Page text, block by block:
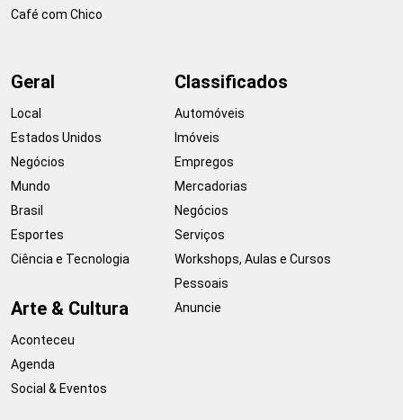
Café com Chico
Geral
Local
Estados Unidos
Negócios
Mundo
Brasil
Esportes
Ciência e Tecnologia
Arte & Cultura
Aconteceu
Agenda
Social & Eventos
Classificados
Automóveis
Imóveis
Empregos
Mercadorias
Negócios
Serviços
Workshops, Aulas e Cursos
Pessoais
Anuncie